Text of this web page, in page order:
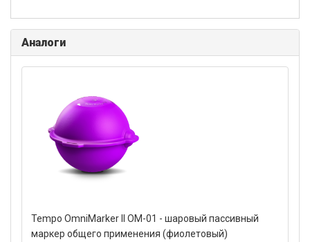
Аналоги
Tempo OmniMarker II OM-01 - шаровый пассивный
маркер общего применения (фиолетовый)